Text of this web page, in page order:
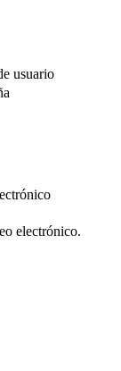
usuario
electrónico.